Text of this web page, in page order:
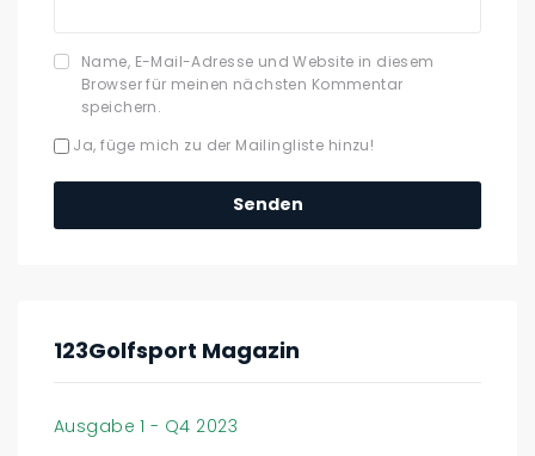
Name, E-Mail-Adresse und Website in diesem
Browser für meinen nächsten Kommentar
speichern.
Ja, füge mich zu der Mailingliste hinzu!
123Golfsport Magazin
Ausgabe 1 - Q4 2023